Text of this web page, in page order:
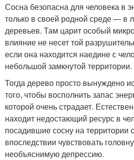
Сосна безопасна для человека в
только в своей родной среде — в
деревьев. Там царит особый
влияние не несет той
если она находится наедине с
небольшой замкнутой территории.
Тогда дерево просто вынуждено
того, чтобы восполнить запас
которой очень страдает.
находит недостающий ресурс в
посадившие сосну на территории
впоследствии чувствовать
необъяснимую депрессию.